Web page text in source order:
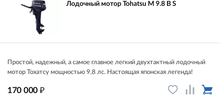
Лодочный мотор Tohatsu M 9.8 B S
Простой, надежный, а самое главное легкий двухтактный лодочный
мотор Тохатсу мощностью 9,8 лс. Настоящая японская легенда!
170 000 ₽